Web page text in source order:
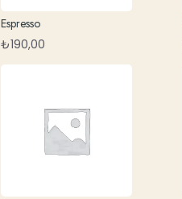
Espresso
₺190,00